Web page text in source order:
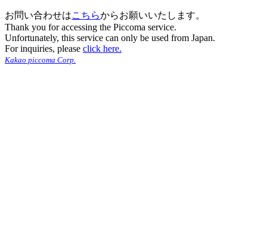
お問い合わせはこちらからお願いいたします。
Thank you for accessing the Piccoma service.
Unfortunately, this service can only be used from Japan.
For inquiries, please click here.
Kakao piccoma Corp.